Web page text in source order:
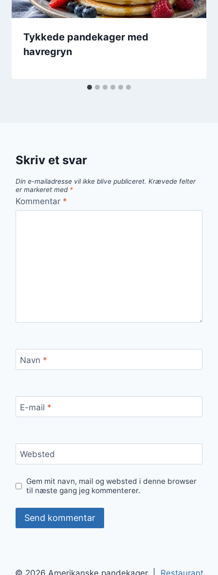
Tykkede pandekager med
havregryn
Skriv et svar
Din e-mailadresse vil ikke blive publiceret. Krævede felter
er markeret med *
Kommentar *
Navn *
E-mail *
Websted
Gem mit navn, mail og websted i denne browser
til næste gang jeg kommenterer.